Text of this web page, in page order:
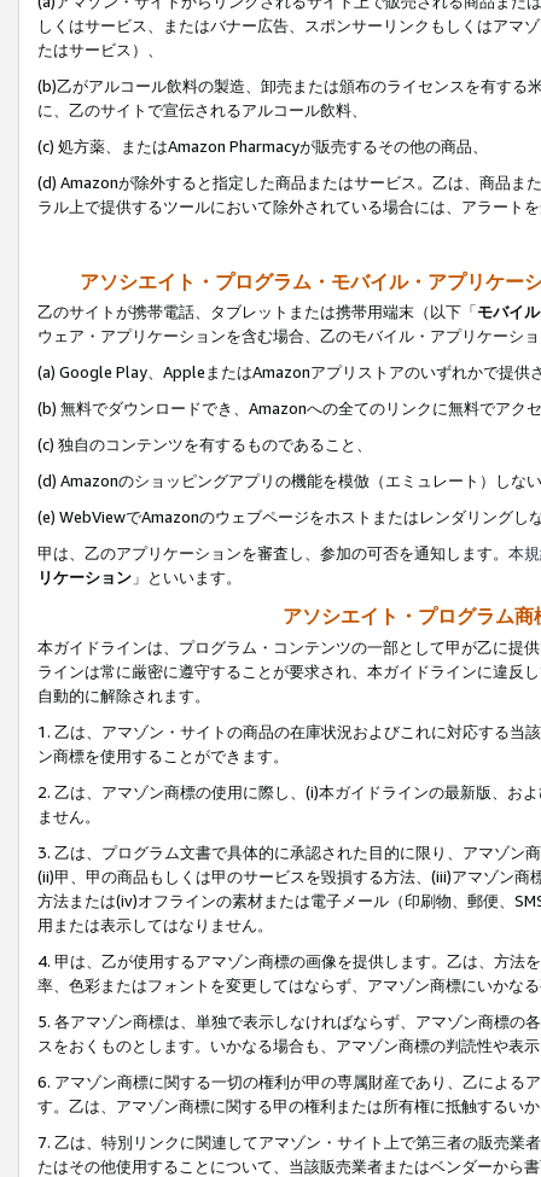
しくはサービス、またはバナー広告、スポンサーリンクもしくはアマ
たはサービス）、
(b)乙がアルコール飲料の製造、卸売または頒布のライセンスを有す
に、乙のサイトで宣伝されるアルコール飲料、
(c) 処方薬、またはAmazon Pharmacyが販売するその他の商品、
(d) Amazonが除外すると指定した商品またはサービス。乙は、商品ま
ラル上で提供するツールにおいて除外されている場合には、アラート
アソシエイト・プログラム・モバイル・アプリケー
乙のサイトが携帯電話、タブレットまたは携帯用端末（以下「モバイ
ウェア・アプリケーションを含む場合、乙のモバイル・アプリケーシ
(a) Google Play、AppleまたはAmazonアプリストアのいずれかで提供
(b) 無料でダウンロードでき、Amazonへの全てのリンクに無料でアク
(c) 独自のコンテンツを有するものであること、
(d) Amazonのショッピングアプリの機能を模倣（エミュレート）しな
(e) WebViewでAmazonのウェブページをホストまたはレンダリングし
甲は、乙のアプリケーションを審査し、参加の可否を通知します。 本
リケーション 」といいます。
アソシエイト・プログラム
本ガイドラインは、プログラム・コンテンツの一部として甲が乙に提
ラインは常に厳密に遵守することが要求され、本ガイドラインに違反
自動的に解除されます。
1. 乙は、アマゾン・サイトの商品の在庫状況およびこれに対応する
ン商標を使用することができます。
2. 乙は、アマゾン商標の使用に際し、(i)本ガイドラインの最新版、お
ません。
3. 乙は、プログラム文書で具体的に承認された目的に限り、アマゾン
(ii)甲、甲の商品もしくは甲のサービスを毀損する方法、(iii)アマゾン
方法または(iv)オフラインの素材または電子メール（印刷物、郵便、
用または表示してはなりません。
4. 甲は、乙が使用するアマゾン商標の画像を提供します。乙は、方
率、色彩またはフォントを変更してはならず、アマゾン商標にいかな
5. 各アマゾン商標は、単独で表示しなければならず、アマゾン商標
スをおくものとします。いかなる場合も、アマゾン商標の判読性や表
6. アマゾン商標に関する一切の権利が甲の専属財産であり、乙による
す。乙は、アマゾン商標に関する甲の権利または所有権に抵触するい
7. 乙は、特別リンクに関連してアマゾン・サイト上で第三者の販売
たはその他使用することについて、当該販売業者またはベンダーから